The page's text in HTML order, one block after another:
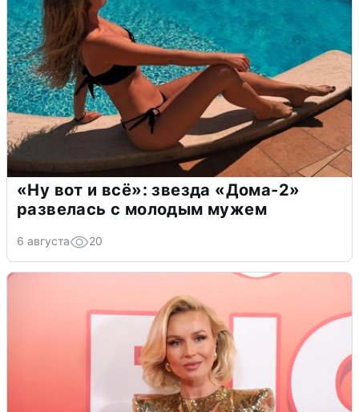
«Ну вот и всё»: звезда «Дома-2»
развелась с молодым мужем
6 августа 20